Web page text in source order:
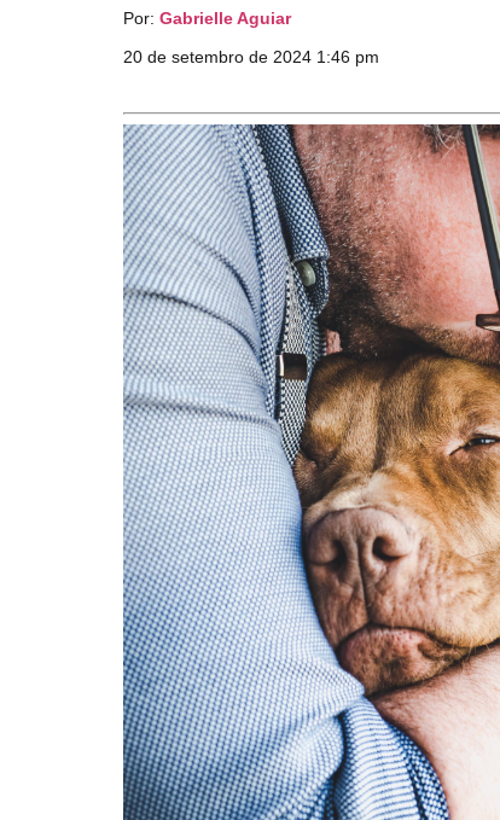
Por: Gabrielle Aguiar
20 de setembro de 2024 1:46 pm